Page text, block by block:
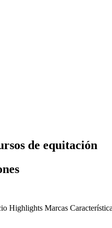
de equitación
Highlights Marcas